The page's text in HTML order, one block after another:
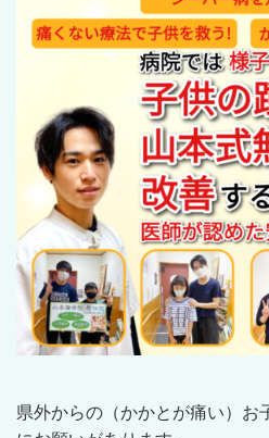
県外からの（かかとが痛い）お